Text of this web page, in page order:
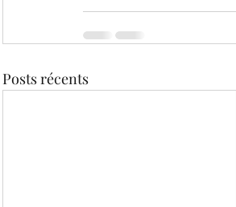
Posts récents